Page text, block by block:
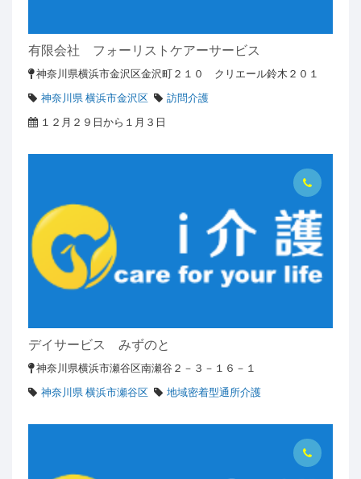
有限会社 フォーリストケアーサービス
神奈川県横浜市金沢区金沢町２１０ クリエール鈴木２０１
神奈川県 横浜市金沢区
訪問介護
１２月２９日から１月３日
デイサービス みずのと
神奈川県横浜市瀬谷区南瀬谷２－３－１６－１
神奈川県 横浜市瀬谷区
地域密着型通所介護